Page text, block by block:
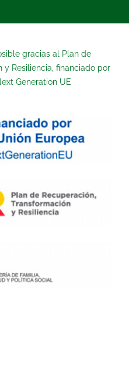
gracias al Plan de
y Resiliencia, financiado por
Generation UE